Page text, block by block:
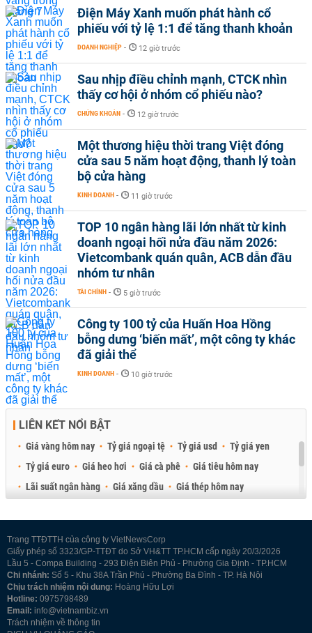
Điện Máy Xanh muốn phát hành cổ
phiếu với tỷ lệ 1:1 để tăng thanh khoản
DOANH NGHIỆP - 12 giờ trước
Sau nhịp điều chỉnh mạnh, CTCK nhìn
thấy cơ hội ở nhóm cổ phiếu nào?
CHỨNG KHOÁN - 12 giờ trước
Một thương hiệu thời trang Việt đóng
cửa sau 5 năm hoạt động, thanh lý toàn
bộ cửa hàng
KINH DOANH - 11 giờ trước
TOP 10 ngân hàng lãi lớn nhất từ kinh
doanh ngoại hối nửa đầu năm 2026:
Vietcombank quán quân, ACB dẫn đầu
nhóm tư nhân
TÀI CHÍNH - 5 giờ trước
Công ty 100 tỷ của Huấn Hoa Hồng
bỗng dưng ‘biến mất’, một công ty khác
đã giải thể
KINH DOANH - 10 giờ trước
LIÊN KẾT NỔI BẬT
Giá vàng hôm nay Tỷ giá ngoại tệ Tỷ giá usd
Tỷ giá yen
Tỷ giá euro
Giá heo hơi Giá cà phê
Giá tiêu hôm nay
Lãi suất ngân hàng
Giá xăng dầu
Giá thép hôm nay
Trang TTĐTTH của công ty VietNewsCorp
Giấy phép số 3323/GP-TTĐT do Sở VH&TT TP.HCM cấp ngày 20/3/2026
Lầu 5 - Compa Building - 293 Điện Biên Phủ - Phường Gia Định - TP.HCM
Chi nhánh: Số 5 - Khu 38A Trần Phú - Phường Ba Đình - TP. Hà Nội
Chịu trách nhiệm nội dung: Hoàng Hữu Lợi
Hotline: 0975798489
Email: info@vietnambiz.vn
Trách nhiệm về thông tin